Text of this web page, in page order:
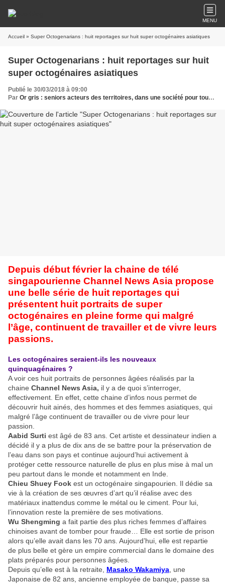
MENU
Accueil » Super Octogenarians : huit reportages sur huit super octogénaires asiatiques
Super Octogenarians : huit reportages sur huit
super octogénaires asiatiques
Publié le 30/03/2018 à 09:00
Par Or gris : seniors acteurs des territoires, dans une société pour tous les âges
Depuis début février la chaine de télé
singapourienne Channel News Asia propose
une belle série de huit reportages qui
présentent huit portraits de super
octogénaires en pleine forme qui malgré
l’âge, continuent de travailler et de vivre leurs
passions.
Les octogénaires seraient-ils les nouveaux
quinquagénaires ?
A voir ces huit portraits de personnes âgées réalisés par la
chaine Channel News Asia, il y a de quoi s’interroger,
effectivement. En effet, cette chaine d’infos nous permet de
découvrir huit ainés, des hommes et des femmes asiatiques, qui
malgré l’âge continuent de travailler ou de vivre pour leur
passion.
Aabid Surti est âgé de 83 ans. Cet artiste et dessinateur indien a
décidé il y a plus de dix ans de se battre pour la préservation de
l’eau dans son pays et continue aujourd’hui activement à
protéger cette ressource naturelle de plus en plus mise à mal un
peu partout dans le monde et notamment en Inde.
Chieu Shuey Fook est un octogénaire singapourien. Il dédie sa
vie à la création de ses œuvres d’art qu’il réalise avec des
matériaux inattendus comme le métal ou le ciment. Pour lui,
l’innovation reste la première de ses motivations.
Wu Shengming a fait partie des plus riches femmes d’affaires
chinoises avant de tomber pour fraude… Elle est sortie de prison
alors qu’elle avait dans les 70 ans. Aujourd’hui, elle est repartie
de plus belle et gère un empire commercial dans le domaine des
plats préparés pour personnes âgées.
Depuis qu’elle est à la retraite, Masako Wakamiya une
Japonaise de 82 ans, ancienne employée de banque, passe sa